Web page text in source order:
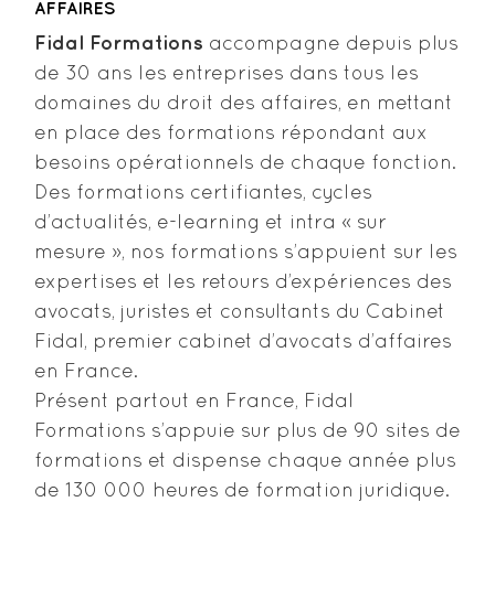
AFFAIRES
Fidal Formations accompagne depuis plus
de 30 ans les entreprises dans tous les
domaines du droit des affaires, en mettant
en place des formations répondant aux
besoins opérationnels de chaque fonction.
Des formations certifiantes, cycles
d’actualités, e-learning et intra « sur
mesure », nos formations s’appuient sur les
expertises et les retours d’expériences des
avocats, juristes et consultants du Cabinet
Fidal, premier cabinet d’avocats d’affaires
en France.
Présent partout en France, Fidal
Formations s’appuie sur plus de 90 sites de
formations et dispense chaque année plus
de 130 000 heures de formation juridique.